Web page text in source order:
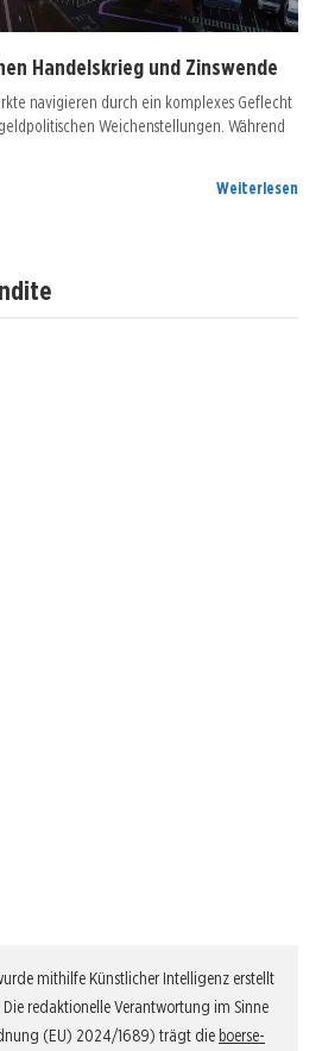
Handelskrieg und Zinswende
navigieren durch ein komplexes Geflecht
Weichenstellungen. Während
Weiterlesen
mithilfe Künstlicher Intelligenz erstellt
redaktionelle Verantwortung im Sinne
(EU) 2024/1689) trägt die boerse-